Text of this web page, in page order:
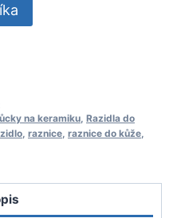
na keramiku Razidla do
raznice raznice do kůže